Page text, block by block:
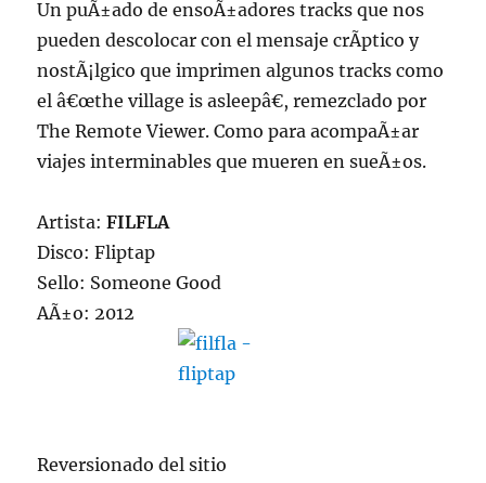
Un puÃ±ado de ensoÃ±adores tracks que nos
pueden descolocar con el mensaje crÃ­ptico y
nostÃ¡lgico que imprimen algunos tracks como
el â€œthe village is asleepâ€, remezclado por
The Remote Viewer. Como para acompaÃ±ar
viajes interminables que mueren en sueÃ±os.
Artista:FILFLA
Disco: Fliptap
Sello: Someone Good
AÃ±o: 2012
Reversionado del sitio